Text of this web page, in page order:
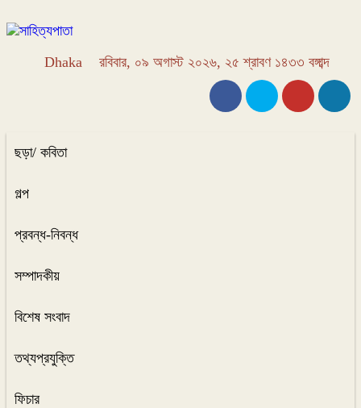
Dhaka রবিবার, ০৯ অগাস্ট ২০২৬, ২৫ শ্রাবণ ১৪৩৩ বঙ্গাব্দ
ছড়া/ কবিতা
গল্প
প্রবন্ধ-নিবন্ধ
সম্পাদকীয়
বিশেষ সংবাদ
তথ্যপ্রযুক্তি
ফিচার